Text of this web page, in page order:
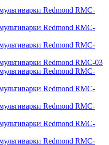
Redmond RMC-
Redmond RMC-
Redmond RMC-
Redmond RMC-03
Redmond RMC-
Redmond RMC-
Redmond RMC-
Redmond RMC-
Redmond RMC-